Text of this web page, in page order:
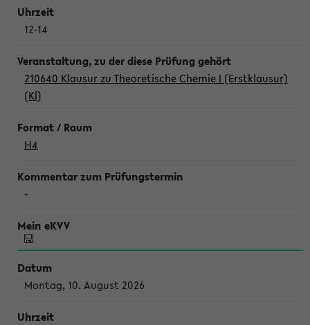
12-14
210640 Klausur zu Theoretische Chemie I (Erstklausur)
(Kl)
H4
-
Montag, 10. August 2026